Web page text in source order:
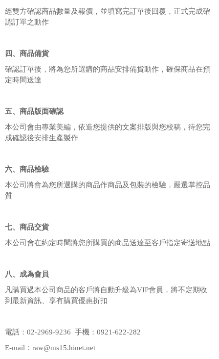
經雙方確認商品數量及報價，並填寫完訂單後回覆，正式完成確
認訂單之動作
四、商品備貨
確認訂單後，將為您所選購的商品安排備貨動作，確保商品在預
定時間送達
五、商品版面確認
本公司會由專業美編，依造您提供的文案排版與您校稿，待您完
成確認後安排生產製作
六、商品檢驗
本公司將會為您所選購的商品作商品及包裝的檢驗，嚴選掌控品
質
七、商品交貨
本公司會在約定時間將您所購買的商品送達至客戶指定寄送地點
八、成為會員
凡購買過本公司商品的客戶將自動升級為VIP會員，將不定期收
到最新資訊、享有購買優惠折扣
電話：02-2969-9236 手機：0921-622-282
E-mail：raw@ms15.hinet.net